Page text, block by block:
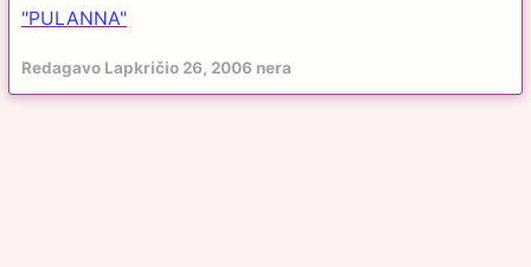
"PULANNA"
Redagavo Lapkričio 26, 2006 nera